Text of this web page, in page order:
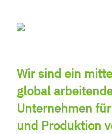
Wir sind ein
global
Unter­nehmen
und Produk­tion